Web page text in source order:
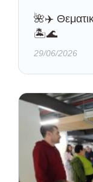
🌺✈️
🏝️🌊
29/06/2026